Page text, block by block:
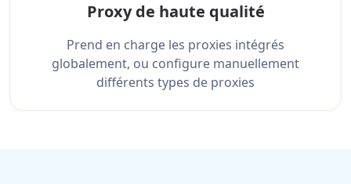
Proxy de haute qualité
Prend en charge les proxies intégrés
globalement, ou configure manuellement
différents types de proxies